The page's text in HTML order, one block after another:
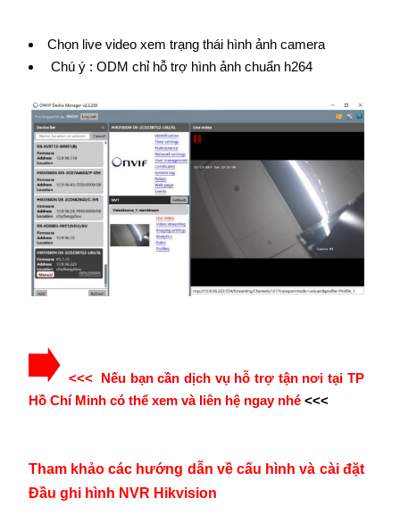
Chọn live video xem trạng thái hình ảnh camera
Chú ý : ODM chỉ hỗ trợ hình ảnh chuẩn h264
<<< Nếu bạn cần dịch vụ hỗ trợ tận nơi tại TP
Hồ Chí Minh có thể xem và liên hệ ngay nhé<<<
Tham khảo các hướng dẫn về cấu hình và cài đặt
Đầu ghi hình NVR Hikvision